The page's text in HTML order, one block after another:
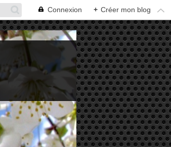
Connexion + Créer mon blog